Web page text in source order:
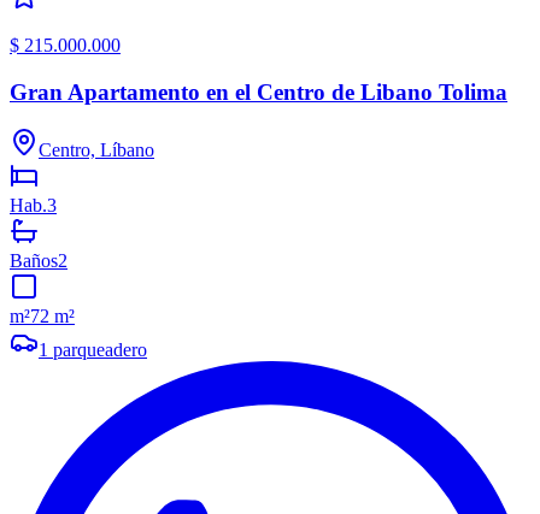
$ 215.000.000
Gran Apartamento en el Centro de Libano Tolima
Centro, Líbano
Hab.3
Baños2
m²72 m²
1 parqueadero